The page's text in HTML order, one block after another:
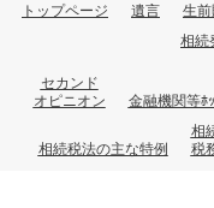
トップページ 遺言 生
相続
セカンド
オピニオン
金融機関等ﾎ
相続税法の主な特例
相
税